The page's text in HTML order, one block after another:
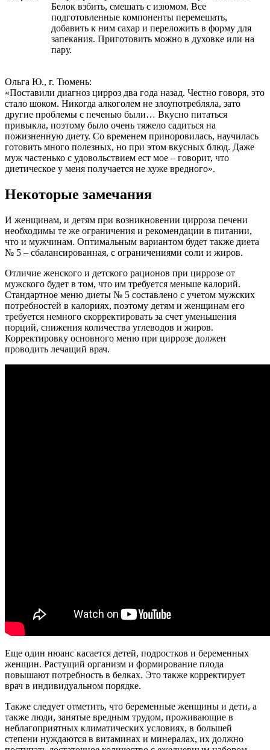
Белок взбить, смешать с изюмом. Все
подготовленные компоненты перемешать,
добавить к ним сахар и переложить в форму для
запекания. Приготовить можно в духовке или на
пару.
Ольга Ю., г. Тюмень:
«Поставили диагноз цирроз два года назад. Честно говоря, это
стало шоком. Никогда алкоголем не злоупотребляла, зато
другие проблемы с печенью были… Вкусно питаться
привыкла, поэтому было очень тяжело садиться на
пожизненную диету. Со временем приноровилась, научилась
готовить много полезных, но при этом вкусных блюд. Даже
муж частенько с удовольствием ест мое – говорит, что
диетическое у меня получается не хуже вредного».
Некоторые замечания
И женщинам, и детям при возникновении цирроза печени
необходимы те же ограничения и рекомендации в питании,
что и мужчинам. Оптимальным вариантом будет также диета
№ 5 – сбалансированная, с ограничениями соли и жиров.
Отличие женского и детского рационов при циррозе от
мужского будет в том, что им требуется меньше калорий.
Стандартное меню диеты № 5 составлено с учетом мужских
потребностей в калориях, поэтому детям и женщинам его
требуется немного скорректировать за счет уменьшения
порций, снижения количества углеводов и жиров.
Корректировку основного меню при циррозе должен
проводить лечащий врач.
Еще один нюанс касается детей, подростков и беременных
женщин. Растущий организм и формирование плода
повышают потребность в белках. Это также корректирует
врач в индивидуальном порядке.
Также следует отметить, что беременные женщины и дети, а
также люди, занятые вредным трудом, проживающие в
неблагоприятных климатических условиях, в большей
степени нуждаются в витаминах и минералах, их должно